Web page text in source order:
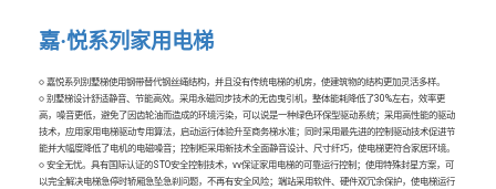
嘉·悦系列 家用 电梯
○ 嘉悦系列别墅梯使用钢带替代钢丝绳结构，并且没有传统电梯的机房，使建筑物的结构更加灵活多样。
○ 别墅梯设计舒适静音、节能高效。采用永磁同步技术的无齿曳引机，整体能耗降低了30%左右，效率更
高，噪音更低，避免了因齿轮油而造成的环境污染，可以说是一种绿色环保型驱动系统；采用高性能的驱动
技术，应用家用电梯驱动专用算法，启动运行体验升至商务梯水准；同时采用最先进的控制驱动技术促进节
能并大幅度降低了电机的电磁噪音；控制柜采用新技术全面静音设计、尺寸纤巧，使电梯更符合家居环境。
○ 安全无忧。具有国际认证的STO安全控制技术，vv保证家用电梯的可靠运行控制；使用特殊封星方案，可
以完全解决电梯急停时轿厢急坠急刹问题，不再有安全风险；端站采用软件、硬件双冗余保护，使电梯运行